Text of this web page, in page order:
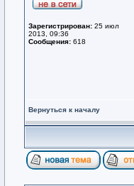
Зарегистрирован: 25 июл
2013, 09:36
Сообщения: 618
Вернуться к началу